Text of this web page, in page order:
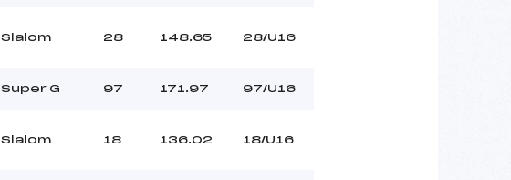
Slalom 28 148.65 28/U16
Super G 97 171.97 97/U16
Slalom 18 136.02 18/U16